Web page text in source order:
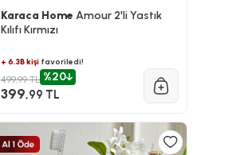
Karaca Home Amour 2'li Yastık
Kılıfı Kırmızı
+ 6.3B kişi favoriledi!
499,99 TL %20
399,99 TL